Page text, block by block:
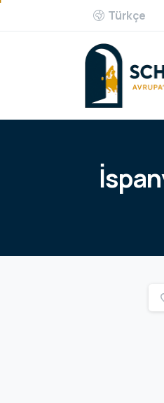
Türkçe